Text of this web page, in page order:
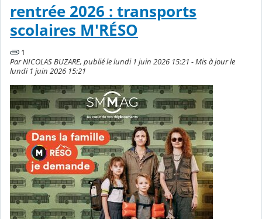
rentrée 2026 : transports
scolaires M'RÉSO
1
Par NICOLAS BUZARE, publié le lundi 1 juin 2026 15:21 - Mis à jour le
lundi 1 juin 2026 15:21